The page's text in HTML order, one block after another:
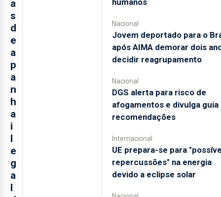
a
s
d
e
a
p
a
n
h
a
i
l
e
g
a
l
Nacional
Jovem deportado para o
após AIMA demorar dois
decidir reagrupamento
Nacional
DGS alerta para risco de
afogamentos e divulga guia
recomendações
Internacional
UE prepara-se para
repercussões" na energia
devido a eclipse solar